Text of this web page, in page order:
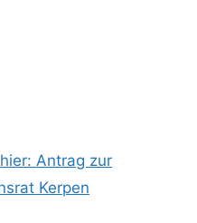
Antrag zur
Kerpen